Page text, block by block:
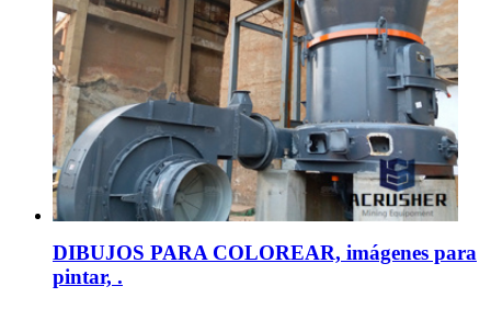
DIBUJOS PARA COLOREAR, imágenes para
pintar, .